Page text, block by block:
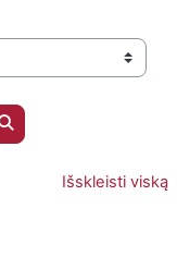
Ieškoti kursų
Išskleisti viską